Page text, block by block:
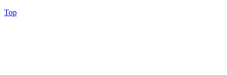
Top